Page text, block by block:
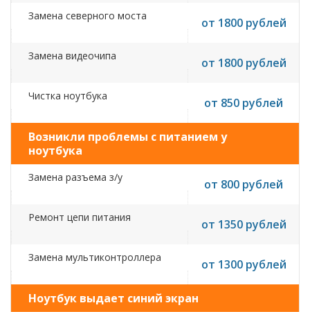
Замена северного моста от 1800 рублей
Замена видеочипа от 1800 рублей
Чистка ноутбука от 850 рублей
Возникли проблемы с питанием у
ноутбука
Замена разъема з/у от 800 рублей
Ремонт цепи питания от 1350 рублей
Замена мультиконтроллера от 1300 рублей
Ноутбук выдает синий экран